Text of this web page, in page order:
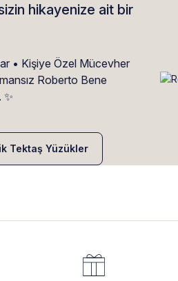
hikayenize ait bir
• Kişiye Özel Mücevher
Roberto Bene
Tektaş Yüzükler